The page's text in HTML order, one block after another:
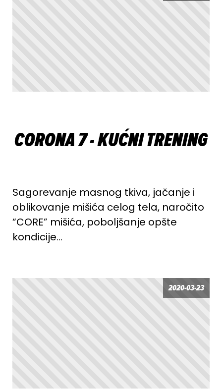
CORONA 7 - KUĆNI TRENING
Sagorevanje masnog tkiva, jačanje i
oblikovanje mišića celog tela, naročito
“CORE” mišića, poboljšanje opšte
kondicije…
2020-03-23